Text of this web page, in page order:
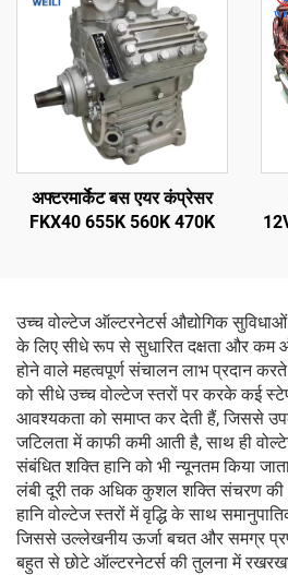
अफ्टरमार्केट बस एयर कंप्रेसर
FKX40 655K 560K 470K
उच्च वोल्टेज ऑल्टरनेटर्स औद्योगिक
के लिए सीधे रूप से सुधारित दक्षता और कम
होने वाले महत्वपूर्ण संचालन लाभ प्रदान
को सीधे उच्च वोल्टेज स्तरों पर करके कई
आवश्यकता को समाप्त कर देती हैं, जिससे
जटिलता में काफी कमी आती है, साथ ही
संबंधित शक्ति हानि को भी न्यूनतम किया
लंबी दूरी तक अधिक कुशल शक्ति संचरण की
हानि वोल्टेज स्तरों में वृद्धि के साथ
जिससे उल्लेखनीय ऊर्जा बचत और समग्र
बहुत से छोटे ऑल्टरनेटर्स की तुलना में